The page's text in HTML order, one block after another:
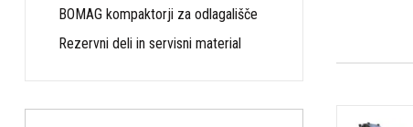
BOMAG kompaktorji za odlagališče
Rezervni deli in servisni material